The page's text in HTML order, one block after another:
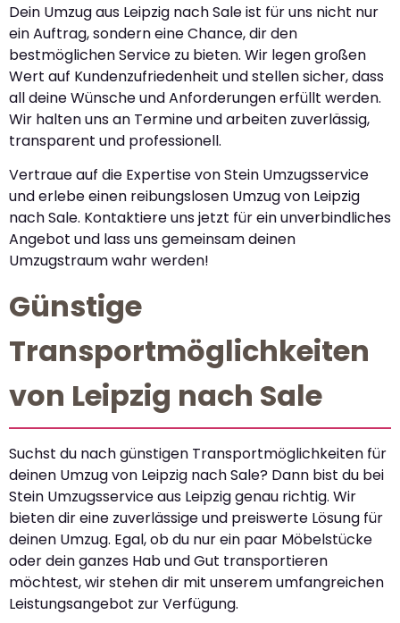
Dein Umzug aus Leipzig nach Sale ist für uns nicht nur
ein Auftrag, sondern eine Chance, dir den
bestmöglichen Service zu bieten. Wir legen großen
Wert auf Kundenzufriedenheit und stellen sicher, dass
all deine Wünsche und Anforderungen erfüllt werden.
Wir halten uns an Termine und arbeiten zuverlässig,
transparent und professionell.
Vertraue auf die Expertise von Stein Umzugsservice
und erlebe einen reibungslosen Umzug von Leipzig
nach Sale. Kontaktiere uns jetzt für ein unverbindliches
Angebot und lass uns gemeinsam deinen
Umzugstraum wahr werden!
Günstige
Transportmöglichkeiten
von Leipzig nach Sale
Suchst du nach günstigen Transportmöglichkeiten für
deinen Umzug von Leipzig nach Sale? Dann bist du bei
Stein Umzugsservice aus Leipzig genau richtig. Wir
bieten dir eine zuverlässige und preiswerte Lösung für
deinen Umzug. Egal, ob du nur ein paar Möbelstücke
oder dein ganzes Hab und Gut transportieren
möchtest, wir stehen dir mit unserem umfangreichen
Leistungsangebot zur Verfügung.